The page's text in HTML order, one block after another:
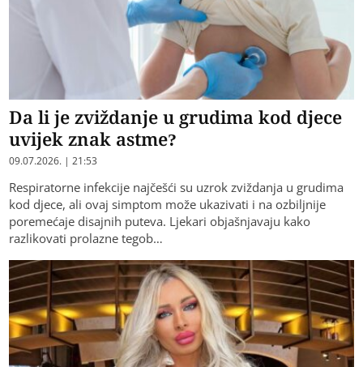
Da li je zviždanje u grudima kod djece
uvijek znak astme?
09.07.2026. | 21:53
Respiratorne infekcije najčešći su uzrok zviždanja u grudima
kod djece, ali ovaj simptom može ukazivati i na ozbiljnije
poremećaje disajnih puteva. Ljekari objašnjavaju kako
razlikovati prolazne tegob…